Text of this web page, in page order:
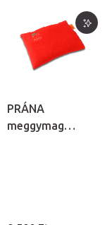
PRÁNA
meggymag